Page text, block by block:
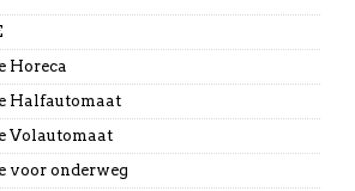
Horeca
Halfautomaat
Volautomaat
voor onderweg